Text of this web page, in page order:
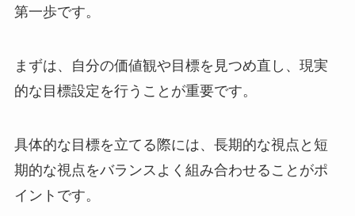
第一歩です。
まずは、自分の価値観や目標を見つめ直し、現実
的な目標設定を行うことが重要です。
具体的な目標を立てる際には、長期的な視点と短
期的な視点をバランスよく組み合わせることがポ
イントです。